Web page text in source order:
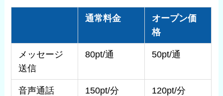
通常料金
オープン価
格
メッセージ
送信
80pt/通 50pt/通
音声通話 150pt/分 120pt/分